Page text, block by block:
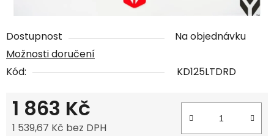
Dostupnost
Na objednávku
Možnosti doručení
Kód:
KD125LTDRD
1 863 Kč
1 539,67 Kč bez DPH